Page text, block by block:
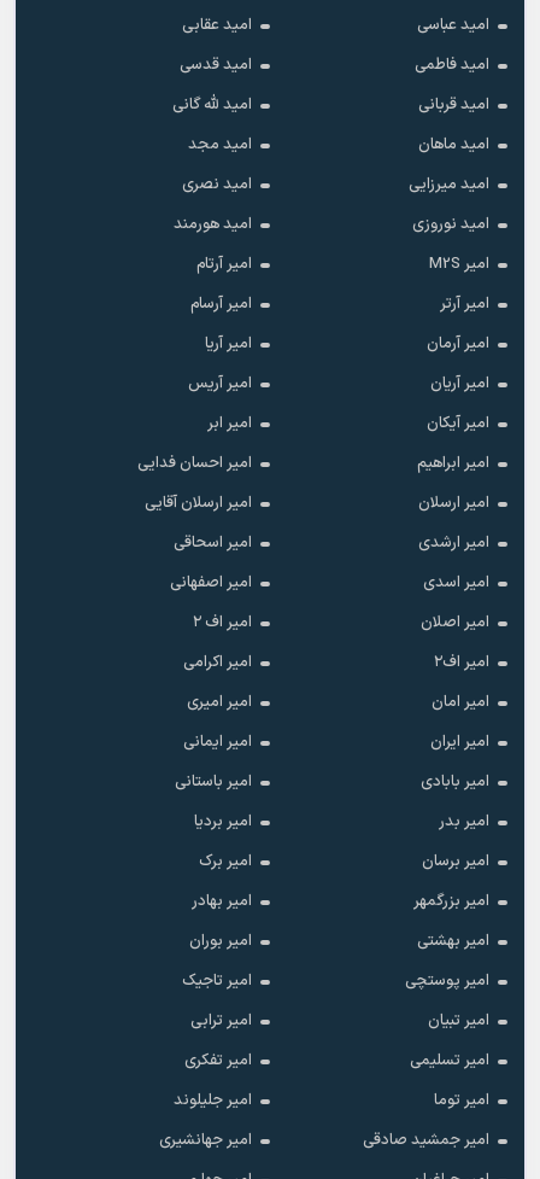
امید عباسی
امید عقابی
امید فاطمی
امید قدسی
امید قربانی
امید لله گانی
امید ماهان
امید مجد
امید میرزایی
امید نصری
امید نوروزی
امید هورمند
امیر M2S
امیر آرتام
امیر آرتر
امیر آرسام
امیر آرمان
امیر آریا
امیر آریان
امیر آریس
امیر آیکان
امیر ابر
امیر ابراهیم
امیر احسان فدایی
امیر ارسلان
امیر ارسلان آقایی
امیر ارشدی
امیر اسحاقی
امیر اسدی
امیر اصفهانی
امیر اصلان
امیر اف ۲
امیر اف۲
امیر اکرامی
امیر امان
امیر امیری
امیر ایران
امیر ایمانی
امیر بابادی
امیر باستانی
امیر بدر
امیر بردیا
امیر برسان
امیر برک
امیر بزرگمهر
امیر بهادر
امیر بهشتی
امیر بوران
امیر پوستچی
امیر تاجیک
امیر تبیان
امیر ترابی
امیر تسلیمی
امیر تفکری
امیر توما
امیر جلیلوند
امیر جمشید صادقی
امیر جهانشیری